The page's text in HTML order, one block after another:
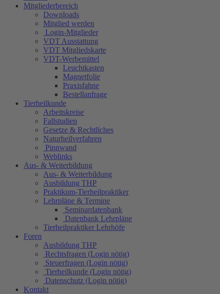
Mitgliederbereich
Downloads
Mitglied werden
Login-Mitglieder
VDT Ausstattung
VDT Mitgliedskarte
VDT-Werbemittel
Leuchtkasten
Magnetfolie
Praxisfahne
Bestellanfrage
Tierheilkunde
Arbeitskreise
Fallstudien
Gesetze & Rechtliches
Naturheilverfahren
Pinnwand
Weblinks
Aus- & Weiterbildung
Aus- & Weiterbildung
Ausbildung THP
Praktikum-Tierheilpraktiker
Lehrpläne & Termine
Seminardatenbank
Datenbank Lehrpläne
Tierheilpraktiker Lehrhöfe
Foren
Ausbildung THP
Rechtsfragen (Login nötig)
Steuerfragen (Login nötig)
Tierheilkunde (Login nötig)
Datenschutz (Login nötig)
Kontakt